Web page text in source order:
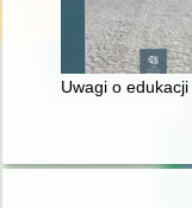
Uwagi o